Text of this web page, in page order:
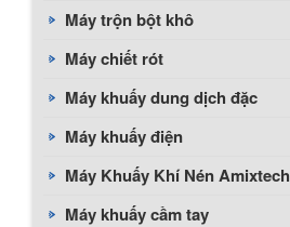
Máy trộn bột khô
Máy chiết rót
Máy khuấy dung dịch đặc
Máy khuấy điện
Máy Khuấy Khí Nén Amixtech
Máy khuấy cầm tay